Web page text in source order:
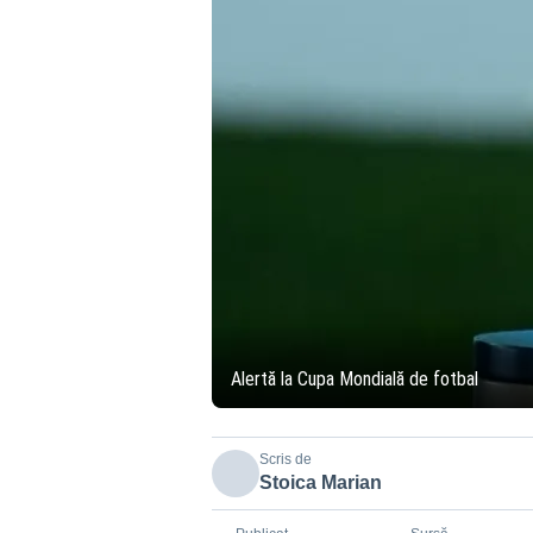
Alertă la Cupa Mondială de fotbal
Scris de
Stoica Marian